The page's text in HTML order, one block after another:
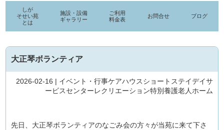
しが
そせい苑
とは
施設・設備
ギャラリー
ご利用
料金表
お問合せ ブログ
大正琴ボランティア
2026-02-16 | イベント・行事ケアハウスショートステイデイサ
ービスセンターレクリエーション特別養護老人ホーム
先日、大正琴ボランティアのなごみ会の方々が当苑に来て下さ